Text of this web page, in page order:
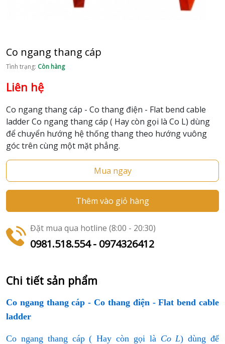
Co ngang thang cáp
Tình trạng: Còn hàng
Liên hệ
Co ngang thang cáp - Co thang điện - Flat bend cable
ladder Co ngang thang cáp ( Hay còn gọi là Co L) dùng
để chuyển hướng hệ thống thang theo hướng vuông
góc trên cùng một mặt phẳng.
Mua ngay
Thêm vào giỏ hàng
Đặt mua qua hotline (8:00 - 20:30)
0981.518.554 - 0974326412
Chi tiết sản phẩm
Co ngang thang cáp - Co thang điện - Flat bend cable
ladder
Co ngang thang cáp ( Hay còn gọi là Co L) dùng để